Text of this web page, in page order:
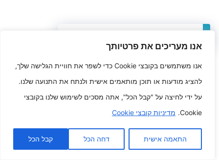
אנו מעריכים את פרטיותך
אנו משתמשים בקובצי Cookie כדי לשפר את חוויית הגלישה שלך,
להציג מודעות או תוכן מותאמים אישית ולנתח את התנועה שלנו.
על ידי לחיצה על "קבל הכל", אתה מסכים לשימוש שלנו בקובצי
Cookie. מדיניות קובצי Cookie
התאמה אישית דחה הכל קבל הכל
התגובה שלך *